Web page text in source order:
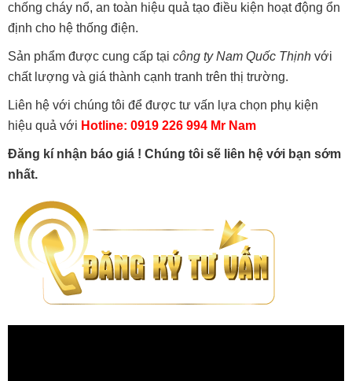
chống cháy nổ, an toàn hiệu quả tạo điều kiện hoạt động ổn
định cho hệ thống điện.
Sản phẩm được cung cấp tại công ty Nam Quốc Thịnh với
chất lượng và giá thành cạnh tranh trên thị trường.
Liên hệ với chúng tôi để được tư vấn lựa chọn phụ kiện
hiệu quả với Hotline: 0919 226 994 Mr Nam
Đăng kí nhận báo giá ! Chúng tôi sẽ liên hệ với bạn sớm
nhất.